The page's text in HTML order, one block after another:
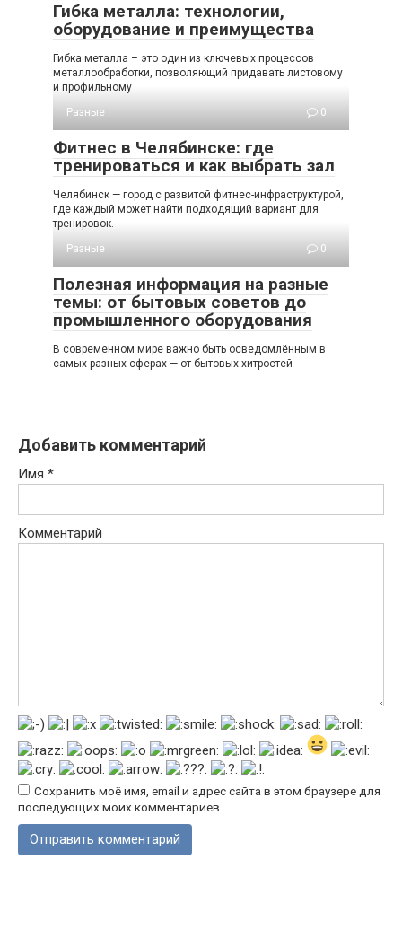
Гибка металла: технологии,
оборудование и преимущества
Гибка металла – это один из ключевых процессов
металлообработки, позволяющий придавать листовому
и профильному
Разные
0
Фитнес в Челябинске: где
тренироваться и как выбрать зал
Челябинск — город с развитой фитнес-инфраструктурой,
где каждый может найти подходящий вариант для
тренировок.
Разные
0
Полезная информация на разные
темы: от бытовых советов до
промышленного оборудования
В современном мире важно быть осведомлённым в
самых разных сферах — от бытовых хитростей
Добавить комментарий
Имя *
Комментарий
Сохранить моё имя, email и адрес сайта в этом браузере для
последующих моих комментариев.